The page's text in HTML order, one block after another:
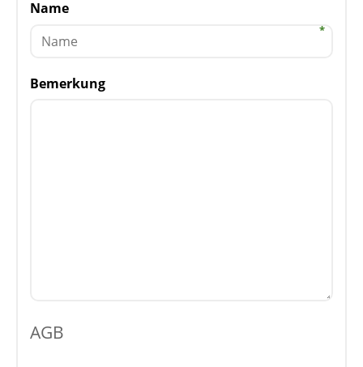
Name
Bemerkung
AGB